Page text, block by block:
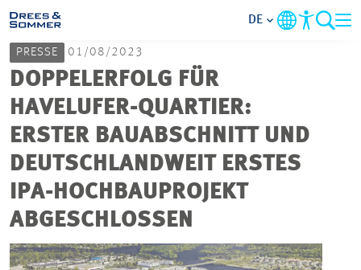
MARKETS
SERVICES
UNTERNEHMEN
IM FOKUS
KARRIERE
DE
PRESSE 01/08/2023
DOPPELERFOLG FÜR
HAVELUFER-QUARTIER:
ERSTER BAUABSCHNITT UND
DEUTSCHLANDWEIT ERSTES
IPA-HOCHBAUPROJEKT
ABGESCHLOSSEN